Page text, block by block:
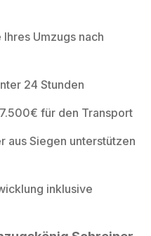
Umzugs nach
24 Stunden
für den Transport
aus Siegen unterstützen
inklusive